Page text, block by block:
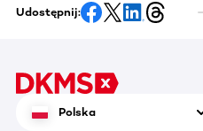
Udostępnij:
Polska